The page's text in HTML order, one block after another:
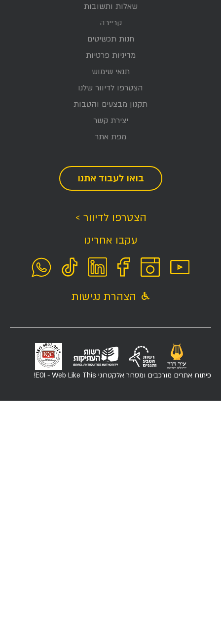
שאלות ותשובות
קריירה
חנות תכשיטים
מדיניות פרטיות
תנאי שימוש
הצטרפו לדיוור שלנו
תקנון מבצעים והטבות
יצירת קשר
מפת אתר
בואו לעבוד אתנו
הצטרפו לדיוור >
עקבו אחרינו
הצהרת נגישות
פיתוח אתרים מורכבים ומסחר אלקטרוני EOI - Web Like This!